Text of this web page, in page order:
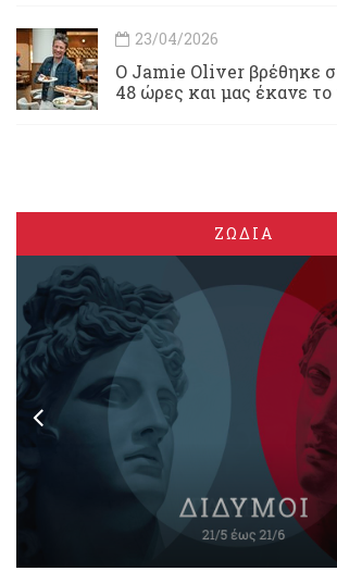
23/04/2026
Ο Jamie Oliver βρέθηκε
48 ώρες και μας έκανε το
ΖΩΔΙΑ